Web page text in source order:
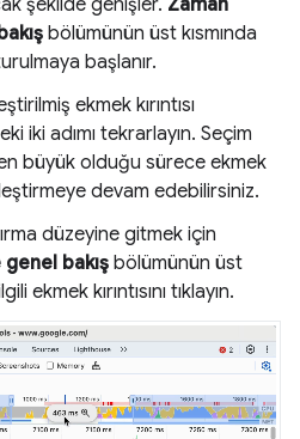
bölümünün üst kısmında
başlanır.
ekmek kırıntısı
iki adımı tekrarlayın. Seçim
büyük olduğu sürece ekmek
devam edebilirsiniz.
düzeyine gitmek için
bakış bölümünün üst
ekmek kırıntısını tıklayın.